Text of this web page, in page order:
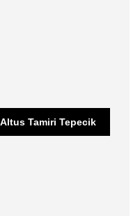
Altus Tamiri Tepecik